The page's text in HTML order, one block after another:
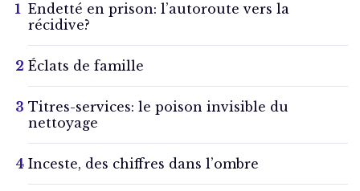
Endetté en prison: l’autoroute vers la
récidive?
Éclats de famille
Titres-services: le poison invisible du
nettoyage
Inceste, des chiffres dans l’ombre